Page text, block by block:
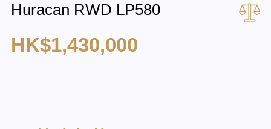
Huracan RWD LP580
HK$1,430,000